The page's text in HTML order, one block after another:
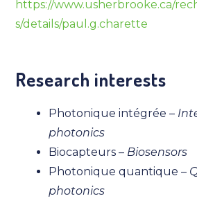
https://www.usherbrooke.ca/
s/details/paul.g.charette
Research interests
Photonique intégrée –
photonics
Biocapteurs – Biosensors
Photonique quantique –
photonics